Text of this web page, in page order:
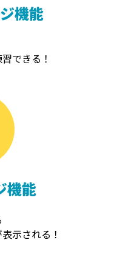
機能
できる！
機能
示される！